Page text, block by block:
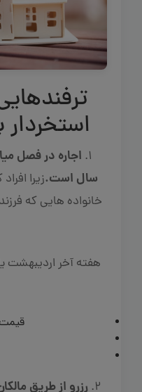
1. اجاره در فصل
سال است.زیرا
خانواده هایی که
هفته آخر اردیبهشت
قیمت‌ها 35-45%
2. رزرو از طریق